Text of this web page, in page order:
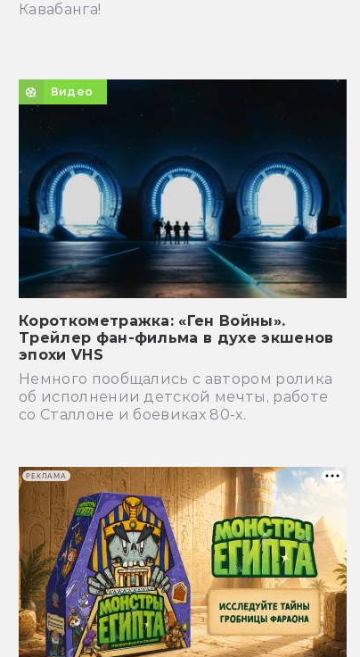
Кавабанга!
Видео
Короткометражка: «Ген Войны».
Трейлер фан-фильма в духе экшенов
эпохи VHS
Немного пообщались с автором ролика
об исполнении детской мечты, работе
со Сталлоне и боевиках 80-х.
РЕКЛАМА